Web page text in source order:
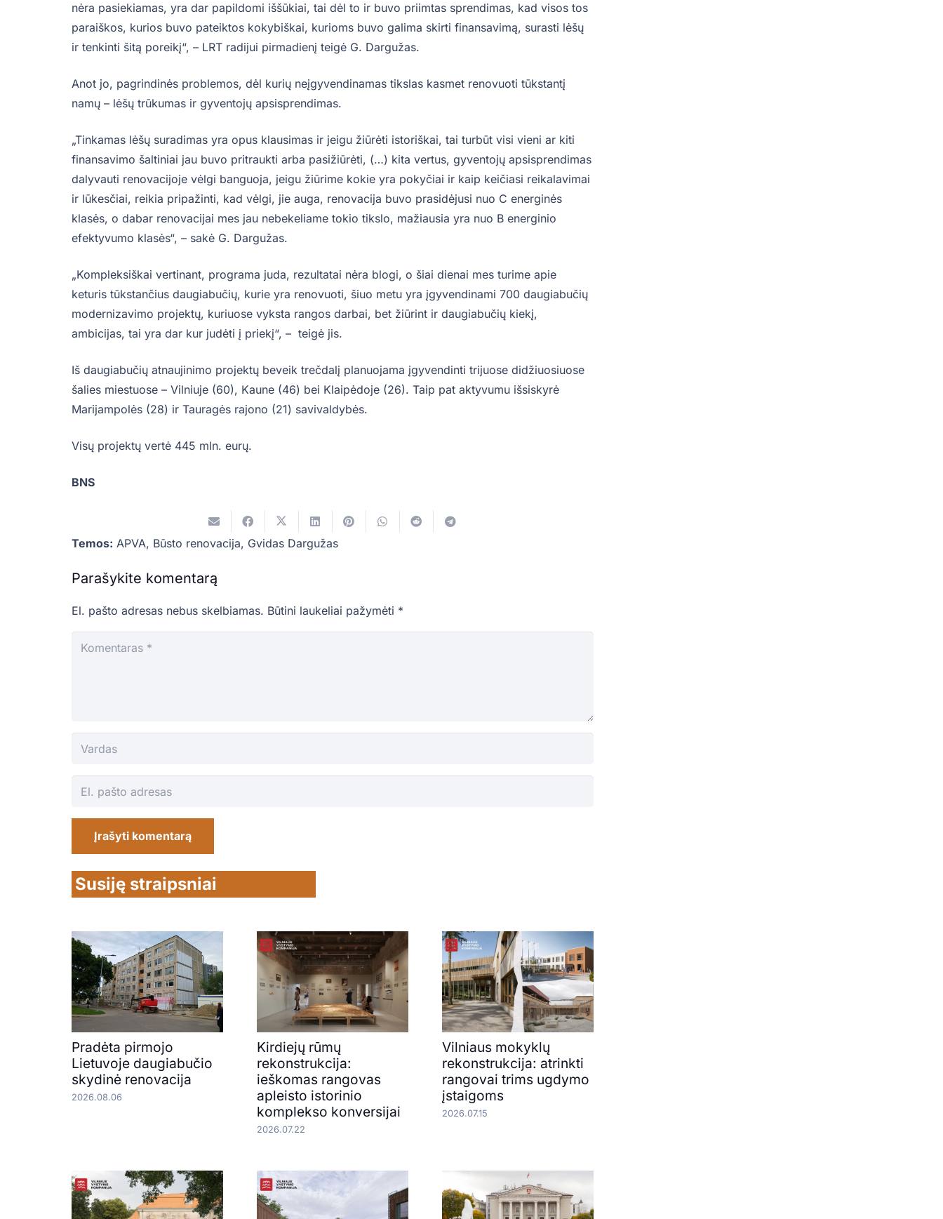
nėra pasiekiamas, yra dar papildomi iššūkiai, tai dėl to ir buvo priimtas sprendimas, kad visos tos
paraiškos, kurios buvo pateiktos kokybiškai, kurioms buvo galima skirti finansavimą, surasti lėšų
ir tenkinti šitą poreikį“, – LRT radijui pirmadienį teigė G. Dargužas.
Anot jo, pagrindinės problemos, dėl kurių neįgyvendinamas tikslas kasmet renovuoti tūkstantį
namų – lėšų trūkumas ir gyventojų apsisprendimas.
„Tinkamas lėšų suradimas yra opus klausimas ir jeigu žiūrėti istoriškai, tai turbūt visi vieni ar kiti
finansavimo šaltiniai jau buvo pritraukti arba pasižiūrėti, (…) kita vertus, gyventojų apsisprendimas
dalyvauti renovacijoje vėlgi banguoja, jeigu žiūrime kokie yra pokyčiai ir kaip keičiasi reikalavimai
ir lūkesčiai, reikia pripažinti, kad vėlgi, jie auga, renovacija buvo prasidėjusi nuo C energinės
klasės, o dabar renovacijai mes jau nebekeliame tokio tikslo, mažiausia yra nuo B energinio
efektyvumo klasės“, – sakė G. Dargužas.
„Kompleksiškai vertinant, programa juda, rezultatai nėra blogi, o šiai dienai mes turime apie
keturis tūkstančius daugiabučių, kurie yra renovuoti, šiuo metu yra įgyvendinami 700 daugiabučių
modernizavimo projektų, kuriuose vyksta rangos darbai, bet žiūrint ir daugiabučių kiekį,
ambicijas, tai yra dar kur judėti į priekį“, – teigė jis.
Iš daugiabučių atnaujinimo projektų beveik trečdalį planuojama įgyvendinti trijuose didžiuosiuose
šalies miestuose – Vilniuje (60), Kaune (46) bei Klaipėdoje (26). Taip pat aktyvumu išsiskyrė
Marijampolės (28) ir Tauragės rajono (21) savivaldybės.
Visų projektų vertė 445 mln. eurų.
BNS
Temos: APVA, Būsto renovacija, Gvidas Dargužas
Parašykite komentarą
El. pašto adresas nebus skelbiamas. Būtini laukeliai pažymėti *
Įrašyti komentarą
Susiję straipsniai
Pradėta pirmojo
Lietuvoje daugiabučio
skydinė renovacija
2026.08.06
Kirdiejų rūmų
rekonstrukcija:
ieškomas rangovas
apleisto istorinio
komplekso konversijai
2026.07.22
Vilniaus mokyklų
rekonstrukcija: atrinkti
rangovai trims ugdymo
įstaigoms
2026.07.15